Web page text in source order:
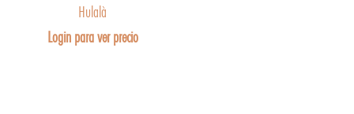
Hulalà
Login para ver precio